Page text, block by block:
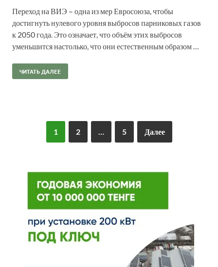
Переход на ВИЭ – одна из мер Евросоюза, чтобы
достигнуть нулевого уровня выбросов парниковых газов
к 2050 года. Это означает, что объём этих выбросов
уменьшится настолько, что они естественным образом …
ЧИТАТЬ ДАЛЕЕ
1 2 … 5 Далее